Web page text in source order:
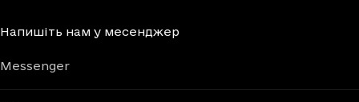
Напишіть нам у месенджер
Messenger